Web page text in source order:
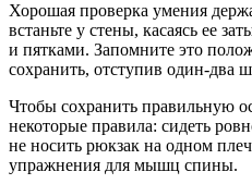
Хорошая проверка умения
встаньте у стены, касаясь ее
и пятками. Запомните это
сохранить, отступив один-два
Чтобы сохранить правильную
некоторые правила: сидеть
не носить рюкзак на одном
упражнения для мышц спины.